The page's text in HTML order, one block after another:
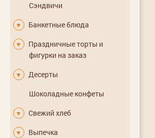
Сэндвичи
▼ Банкетные блюда
▼
Праздничные торты и
фигурки на заказ
▼
Десерты
Шоколадные конфеты
▼ Свежий хлеб
▼
Выпечка